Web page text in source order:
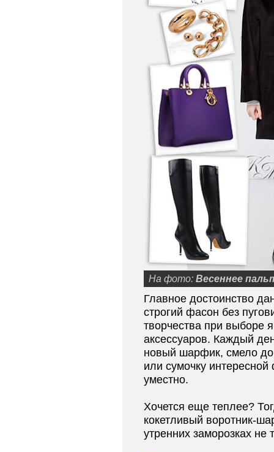
На фото: Весеннее
Главное достоинство
строгий фасон без
творчества при выборе
аксессуаров. Каждый
новый шарфик, смело
или сумочку
уместно.
Хочется еще теплее?
кокетливый воротник-
утренних заморозках не